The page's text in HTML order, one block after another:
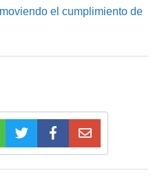
el cumplimiento de